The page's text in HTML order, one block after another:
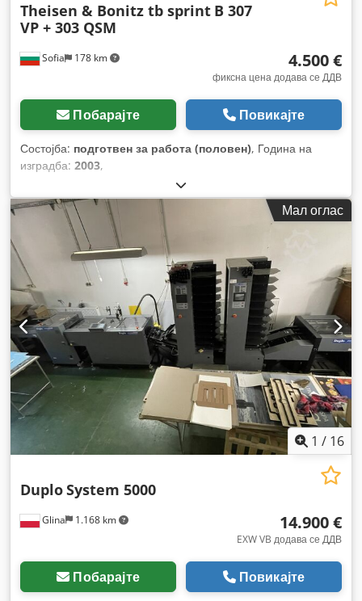
Sofia 178 km
Theisen & Bonitz tb sprint B 307
VP + 303 QSM
4.500 €
фиксна цена додава се ДДВ
Побарајте Повикајте
Состојба: подготвен за работа (половен), Година на
изградба: 2003,
Мал оглас
1 / 16
Glina 1.168 km
DuploSystem 5000
14.900 €
EXW VB додава се ДДВ
Побарајте Повикајте